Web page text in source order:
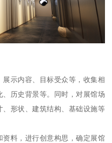
示内容、目标受众等，收集相
历史背景等。同时，对展馆场
形状、建筑结构、基础设施等
料，进行创意构思，确定展馆